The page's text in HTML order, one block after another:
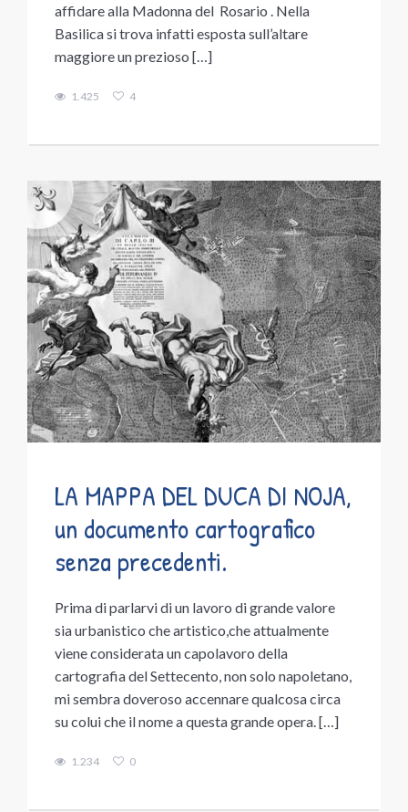
affidare alla Madonna del Rosario . Nella
Basilica si trova infatti esposta sull’altare
maggiore un prezioso […]
1.425 4
LA MAPPA DEL DUCA DI NOJA,
un documento cartografico
senza precedenti.
Prima di parlarvi di un lavoro di grande valore
sia urbanistico che artistico,che attualmente
viene considerata un capolavoro della
cartografia del Settecento, non solo napoletano,
mi sembra doveroso accennare qualcosa circa
su colui che il nome a questa grande opera. […]
1.234 0